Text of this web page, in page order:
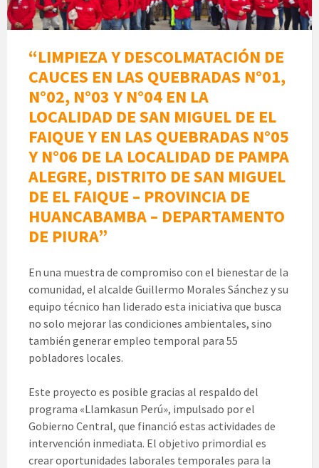
“LIMPIEZA Y DESCOLMATACIÓN DE
CAUCES EN LAS QUEBRADAS N°01,
N°02, N°03 Y N°04 EN LA
LOCALIDAD DE SAN MIGUEL DE EL
FAIQUE Y EN LAS QUEBRADAS N°05
Y N°06 DE LA LOCALIDAD DE PAMPA
ALEGRE, DISTRITO DE SAN MIGUEL
DE EL FAIQUE – PROVINCIA DE
HUANCABAMBA – DEPARTAMENTO
DE PIURA”
En una muestra de compromiso con el bienestar de la
comunidad, el alcalde Guillermo Morales Sánchez y su
equipo técnico han liderado esta iniciativa que busca
no solo mejorar las condiciones ambientales, sino
también generar empleo temporal para 55
pobladores locales.
Este proyecto es posible gracias al respaldo del
programa «Llamkasun Perú», impulsado por el
Gobierno Central, que financió estas actividades de
intervención inmediata. El objetivo primordial es
crear oportunidades laborales temporales para la